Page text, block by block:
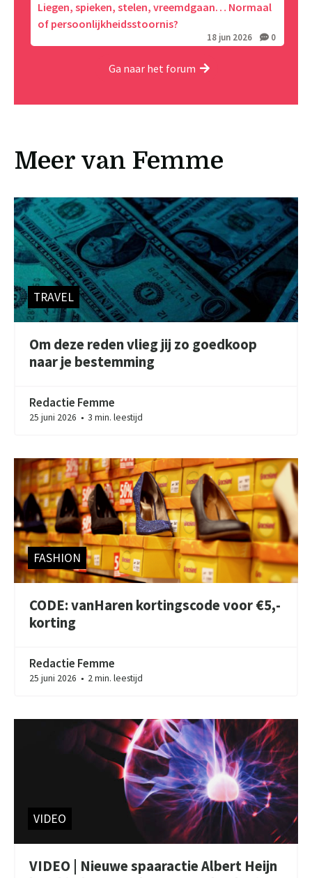
Liegen, spieken, stelen, vreemdgaan… Normaal
of persoonlijkheidsstoornis?
18 jun 2026 0
Ga naar het forum
Meer van Femme
TRAVEL
Om deze reden vlieg jij zo goedkoop
naar je bestemming
Redactie Femme
25 juni 2026 ● 3 min. leestijd
FASHION
CODE: vanHaren kortingscode voor €5,-
korting
Redactie Femme
25 juni 2026 ● 2 min. leestijd
VIDEO
VIDEO | Nieuwe spaaractie Albert Heijn